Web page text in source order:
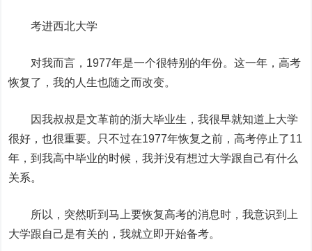
考进西北大学
对我而言，1977年是一个很特别的年份。这一年，高考
恢复了，我的人生也随之而改变。
因我叔叔是文革前的浙大毕业生，我很早就知道上大学
很好，也很重要。只不过在1977年恢复之前，高考停止了11
年，到我高中毕业的时候，我并没有想过大学跟自己有什么
关系。
所以，突然听到马上要恢复高考的消息时，我意识到上
大学跟自己是有关的，我就立即开始备考。